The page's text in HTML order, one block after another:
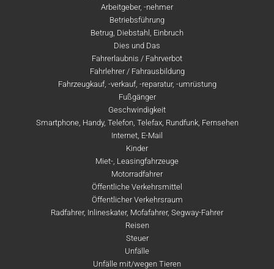
Arbeitgeber, -nehmer
Betriebsführung
Betrug, Diebstahl, Einbruch
Dies und Das
Fahrerlaubnis / Fahrverbot
Fahrlehrer / Fahrausbildung
Fahrzeugkauf, -verkauf, -reparatur, -umrüstung
Fußgänger
Geschwindigkeit
Smartphone, Handy, Telefon, Telefax, Rundfunk, Fernsehen
Internet, E-Mail
Kinder
Miet-, Leasingfahrzeuge
Motorradfahrer
Öffentliche Verkehrsmittel
Öffentlicher Verkehrsraum
Radfahrer, Inlineskater, Mofafahrer, Segway-Fahrer
Reisen
Steuer
Unfälle
Unfälle mit/wegen Tieren